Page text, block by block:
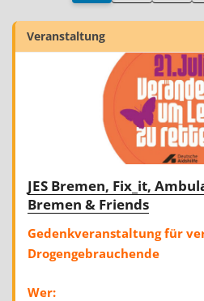
Veranstaltung
JES Bremen, Fix_it,
Bremen & Friends
Gedenkveranstaltung für
Drogengebrauchende
Wer: